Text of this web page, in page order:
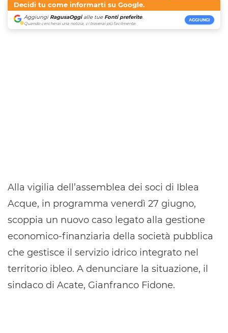
Decidi tu come informarti su Google.
Aggiungi RagusaOggialle tue Fonti preferite.
Quando cercherai una notizia, ci troverai più facilmente.
AGGIUNGI
Alla vigilia dell’assemblea dei soci di Iblea
Acque, in programma venerdì 27 giugno,
scoppia un nuovo caso legato alla gestione
economico-finanziaria della società pubblica
che gestisce il servizio idrico integrato nel
territorio ibleo. A denunciare la situazione, il
sindaco di Acate, Gianfranco Fidone.